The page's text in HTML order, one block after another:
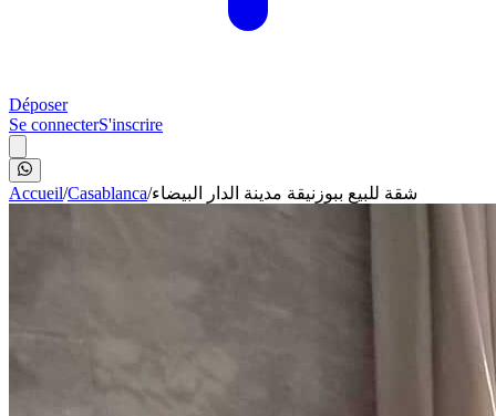
Déposer
Se connecterS'inscrire
Accueil/Casablanca/شقة للبيع ببوزنيقة مدينة الدار البيضاء